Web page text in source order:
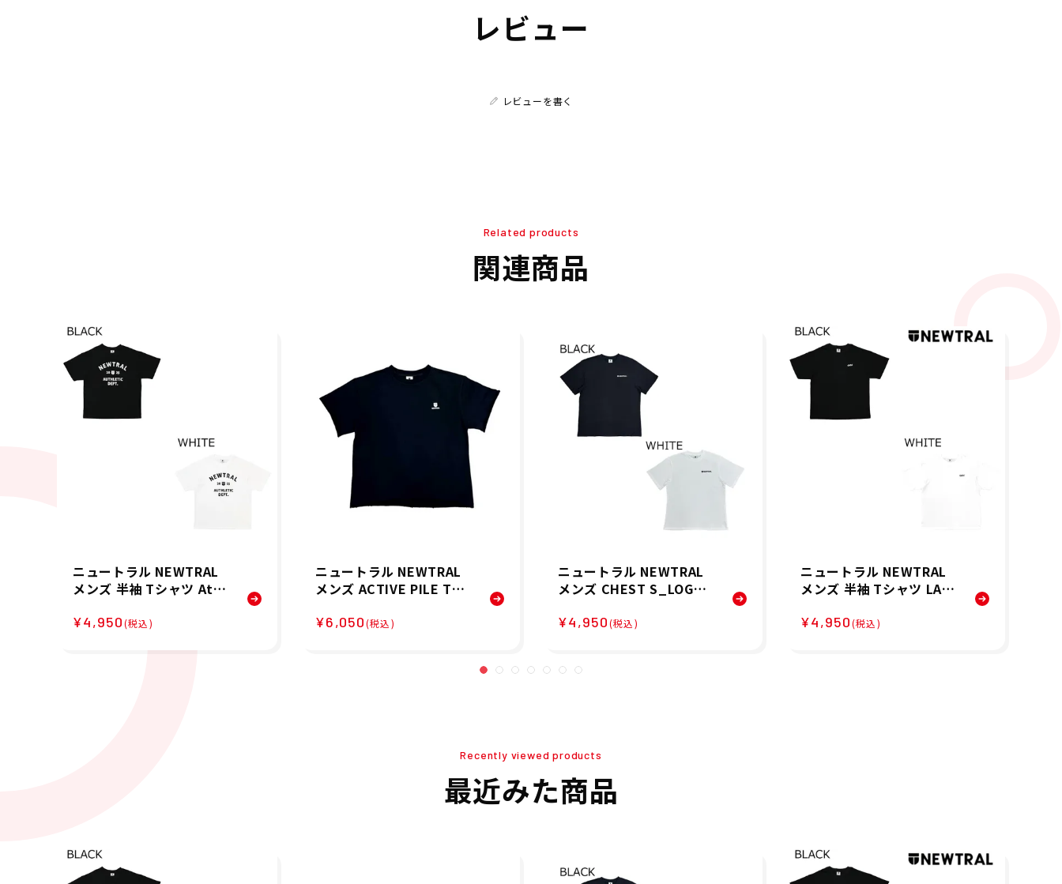
レビュー
レビューを書く
Related products
関連商品
ニュートラル NEWTRAL
メンズ 半袖 Tシャツ Athl
18 26SP
¥4,950(税込)
ニュートラル NEWTRAL
メンズ ACTIVE PILE TOP
04 25SP 春夏
¥6,050(税込)
ニュートラル NEWTRAL
メンズ CHEST S_LOGO
2252003 25SP 春夏
¥4,950(税込)
ニュートラル NEWTRAL
メンズ 半袖 Tシャツ LA T
¥4,950(税込)
Recently viewed products
最近みた商品